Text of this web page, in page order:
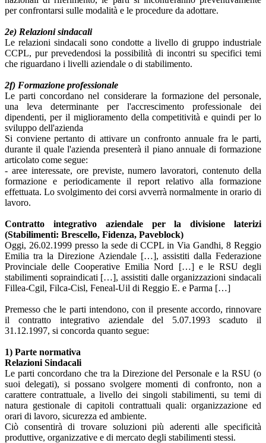
per confrontarsi sulle modalità e le procedure da adottare.
2e) Relazioni sindacali
Le relazioni sindacali sono condotte a livello di gruppo industriale
CCPL, pur prevedendosi la possibilità di incontri su specifici temi
che riguardano i livelli aziendale o di stabilimento.
2f) Formazione professionale
Le parti concordano nel considerare la formazione del personale,
una leva determinante per l'accrescimento professionale dei
dipendenti, per il miglioramento della competitività e quindi per lo
sviluppo dell'azienda
Si conviene pertanto di attivare un confronto annuale fra le parti,
durante il quale l'azienda presenterà il piano annuale di formazione
articolato come segue:
- aree interessate, ore previste, numero lavoratori, contenuto della
formazione e periodicamente il report relativo alla formazione
effettuata. Lo svolgimento dei corsi avverrà normalmente in orario di
lavoro.
Contratto integrativo aziendale per la divisione laterizi
(Stabilimenti: Brescello, Fidenza, Paveblock)
Oggi, 26.02.1999 presso la sede di CCPL in Via Gandhi, 8 Reggio
Emilia tra la Direzione Aziendale […], assistiti dalla Federazione
Provinciale delle Cooperative Emilia Nord […] e le RSU degli
stabilimenti sopraindicati […], assistiti dalle organizzazioni sindacali
Fillea-Cgil, Filca-Cisl, Feneal-Uil di Reggio E. e Parma […]
Premesso che le parti intendono, con il presente accordo, rinnovare
il contratto integrativo aziendale del 5.07.1993 scaduto il
31.12.1997, si concorda quanto segue:
1) Parte normativa
Relazioni Sindacali
Le parti concordano che tra la Direzione del Personale e la RSU (o
suoi delegati), si possano svolgere momenti di confronto, non a
carattere contrattuale, a livello dei singoli stabilimenti, su temi di
natura gestionale di capitoli contrattuali quali: organizzazione ed
orari di lavoro, sicurezza ed ambiente.
Ciò consentirà di trovare soluzioni più aderenti alle specificità
produttive, organizzative e di mercato degli stabilimenti stessi.